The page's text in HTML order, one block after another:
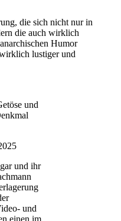
die sich nicht nur in
die auch wirklich
Humor
lustiger und
und
und ihr
und
einen im